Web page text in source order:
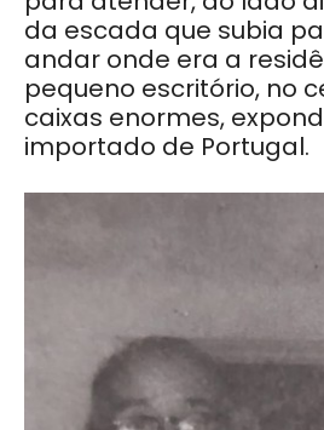
da escada que subia
andar onde era a
pequeno escritório, no
caixas enormes,
importado de Portugal.